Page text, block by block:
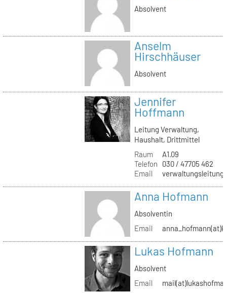
Absolvent
Anselm
Hirschhäuser
Absolvent
Jennifer
Hoffmann
Leitung Verwaltung,
Haushalt, Drittmittel
Raum
A1.09
Telefon
030 / 47705 462
Email
Anna Hofmann
Absolventin
Email
Lukas Hofmann
Absolvent
Email